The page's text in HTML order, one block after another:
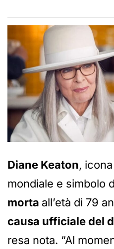
Diane Keaton,
mondiale e simbolo
morta all’età di 79
causa ufficiale del
resa nota. “Al